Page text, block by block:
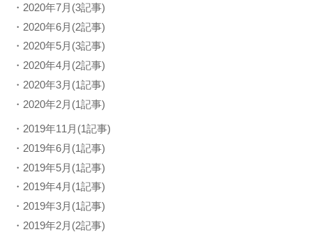
・2020年7月(3記事)
・2020年6月(2記事)
・2020年5月(3記事)
・2020年4月(2記事)
・2020年3月(1記事)
・2020年2月(1記事)
・2019年11月(1記事)
・2019年6月(1記事)
・2019年5月(1記事)
・2019年4月(1記事)
・2019年3月(1記事)
・2019年2月(2記事)